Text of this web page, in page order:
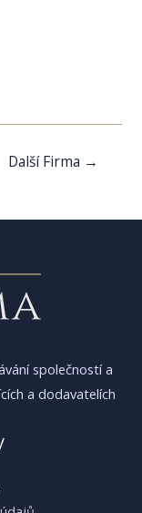
Další Firma →
společností a
a dodavatelích